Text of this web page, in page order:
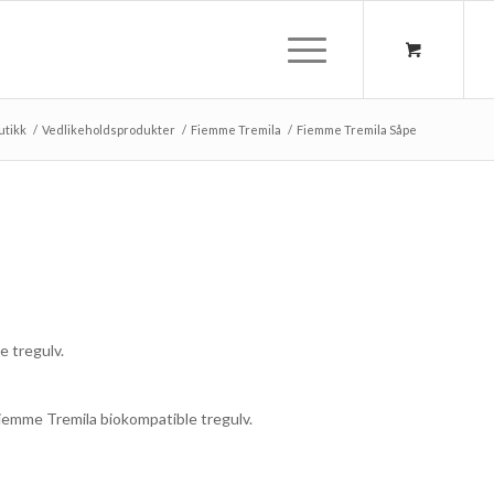
/ Vedlikeholdsprodukter / Fiemme Tremila / Fiemme Tremila Såpe
tregulv.
Tremila biokompatible tregulv.